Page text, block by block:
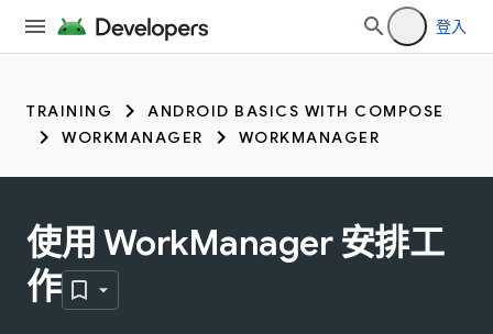
登入
TRAINING
ANDROID BASICS WITH COMPOSE
WORKMANAGER
WORKMANAGER
使用 WorkManager 安排工
作